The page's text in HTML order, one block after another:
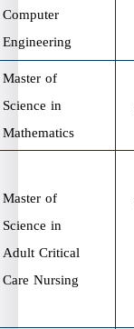
Computer
Engineering
Master of
Science in
Mathematics
Master of
Science in
Adult Critical
Care Nursing